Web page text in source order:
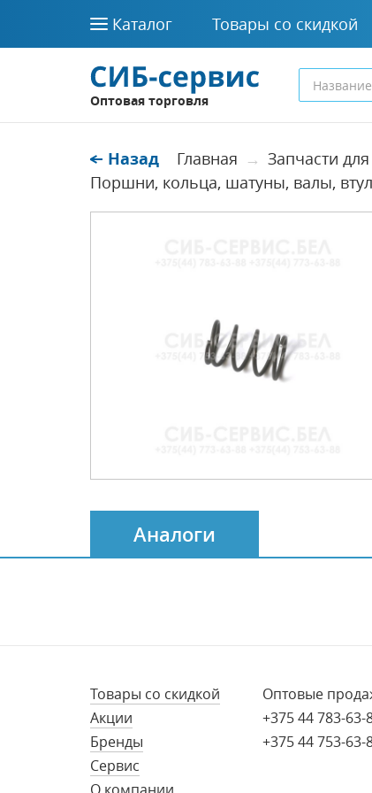
Каталог Товары со скидкой
Оптовая торговля
Назад Главная
Запчасти
Поршни, кольца, шатуны, валы,
Аналоги
Товары со скидкой
Акции
Бренды
Сервис
Оптовые
+375 44 783-63-
+375 44 753-63-